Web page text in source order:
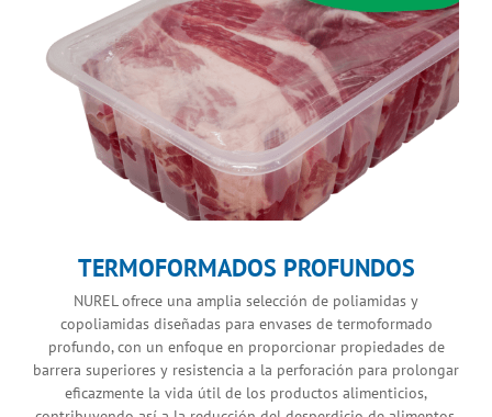
TERMOFORMADOS PROFUNDOS
NUREL ofrece una amplia selección de poliamidas y
copoliamidas diseñadas para envases de termoformado
profundo, con un enfoque en proporcionar propiedades de
barrera superiores y resistencia a la perforación para prolongar
eficazmente la vida útil de los productos alimenticios,